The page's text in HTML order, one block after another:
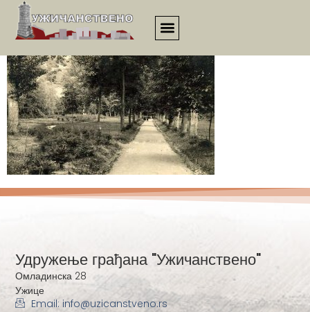
esej00070
Удружење грађана "Ужичанствено"
Омладинска 28
Ужице
Email: info@uzicanstveno.rs